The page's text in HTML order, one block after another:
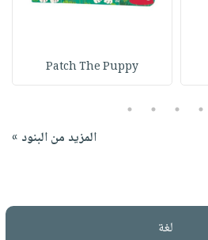
Patch The Puppy
2
3
4
5
المزيد من البنود »
لغة